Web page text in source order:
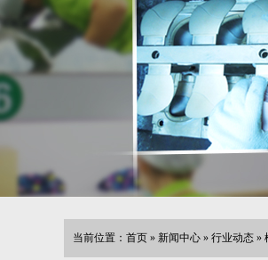
当前位置： 首页 » 新闻中心 » 行业动态 »